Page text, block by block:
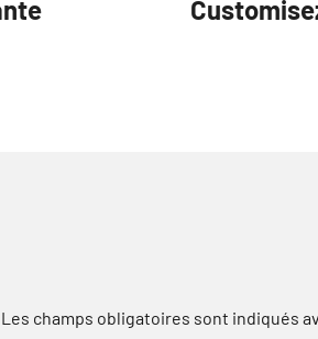
Les champs obligatoires sont indiqués